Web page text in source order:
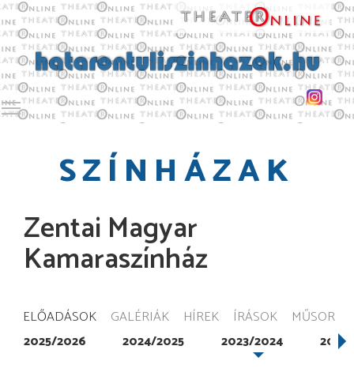
Toggle main menu visibility
SZÍNHÁZAK
Zentai Magyar
Kamaraszínház
ELŐADÁSOK GALÉRIÁK HÍREK ÍRÁSOK MŰSOR
2025/2026 2024/2025 2023/2024